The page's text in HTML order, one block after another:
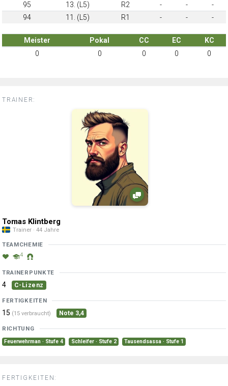
95
13. (L5) R2 - -
-
94
11. (L5) R1 - - -
Meister Pokal CC EC
KC
0
0 0 0 0
TRAINER:
Tomas Klintberg
Trainer · 44 Jahre
TEAMCHEMIE
4
TRAINERPUNKTE
4 C-Lizenz
FERTIGKEITEN
15 (15 verbraucht) Note 3,4
RICHTUNG
Feuerwehrman · Stufe 4 Schleifer · Stufe 2 Tausendsassa · Stufe 1
FERTIGKEITEN: